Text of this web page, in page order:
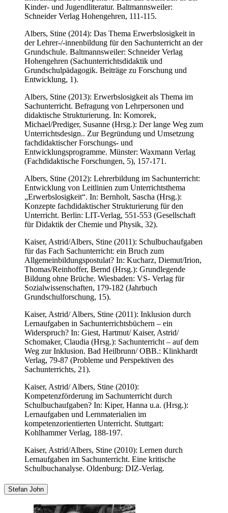
Kinder- und Jugendliteratur. Baltmannsweiler:
Schneider Verlag Hohengehren, 111-115.
Albers, Stine (2014): Das Thema Erwerbslosigkeit in
der Lehrer-/-innenbildung für den Sachunterricht an der
Grundschule. Baltmannsweiler: Schneider Verlag
Hohengehren (Sachunterrichtsdidaktik und
Grundschulpädagogik. Beiträge zu Forschung und
Entwicklung, 1).
Albers, Stine (2013): Erwerbslosigkeit als Thema im
Sachunterricht. Befragung von Lehrpersonen und
didaktische Strukturierung. In: Komorek,
Michael/Prediger, Susanne (Hrsg.): Der lange Weg zum
Unterrichtsdesign.. Zur Begründung und Umsetzung
fachdidaktischer Forschungs- und
Entwicklungsprogramme. Münster: Waxmann Verlag
(Fachdidaktische Forschungen, 5), 157-171.
Albers, Stine (2012): Lehrerbildung im Sachunterricht:
Entwicklung von Leitlinien zum Unterrichtsthema
„Erwerbslosigkeit“. In: Bernholt, Sascha (Hrsg.):
Konzepte fachdidaktischer Strukturierung für den
Unterricht. Berlin: LIT-Verlag, 551-553 (Gesellschaft
für Didaktik der Chemie und Physik, 32).
Kaiser, Astrid/Albers, Stine (2011): Schulbuchaufgaben
für das Fach Sachunterricht: ein Bruch zum
Allgemeinbildungspostulat? In: Kucharz, Diemut/Irion,
Thomas/Reinhoffer, Bernd (Hrsg.): Grundlegende
Bildung ohne Brüche. Wiesbaden: VS- Verlag für
Sozialwissenschaften, 179-182 (Jahrbuch
Grundschulforschung, 15).
Kaiser, Astrid/ Albers, Stine (2011): Inklusion durch
Lernaufgaben in Sachunterrichtsbüchern – ein
Widerspruch? In: Giest, Hartmut/ Kaiser, Astrid/
Schomaker, Claudia (Hrsg.): Sachunterricht – auf dem
Weg zur Inklusion. Bad Heilbrunn/ OBB.: Klinkhardt
Verlag, 79-87 (Probleme und Perspektiven des
Sachunterrichts, 21).
Kaiser, Astrid/ Albers, Stine (2010):
Kompetenzförderung im Sachunterricht durch
Schulbuchaufgaben? In: Kiper, Hanna u.a. (Hrsg.):
Lernaufgaben und Lernmaterialien im
kompetenzorientierten Unterricht. Stuttgart:
Kohlhammer Verlag, 188-197.
Kaiser, Astrid/Albers, Stine (2010): Lernen durch
Lernaufgaben im Sachunterricht. Eine kritische
Schulbuchanalyse. Oldenburg: DIZ-Verlag.
Stefan John